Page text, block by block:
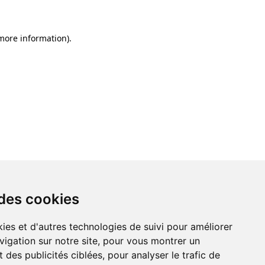
cookies
et d'autres technologies de suivi pour améliorer
sur notre site, pour vous montrer un
des publicités ciblées, pour analyser le trafic de
information).